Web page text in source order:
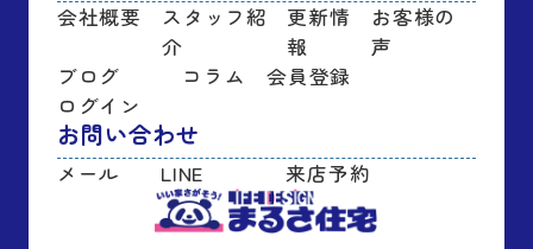
会社概要
スタッフ紹
介
更新情
報
お客様の
声
ブログ
コラム
会員登録
ログイン
お問い合わせ
メール LINE 来店予約